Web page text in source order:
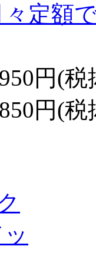
定額
円(税
円(税